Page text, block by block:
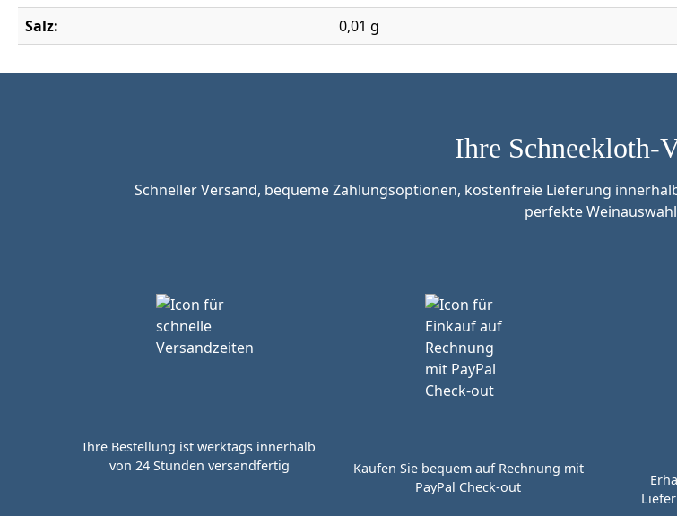
Salz:
0,01 g
Ihre Schneekloth-
Schneller Versand, bequeme Zahlungsoptionen, kostenfreie Lieferung
perfekte
Ihre Bestellung ist werktags innerhalb
von 24 Stunden versandfertig
Kaufen Sie bequem auf Rechnung mit
PayPal Check-out